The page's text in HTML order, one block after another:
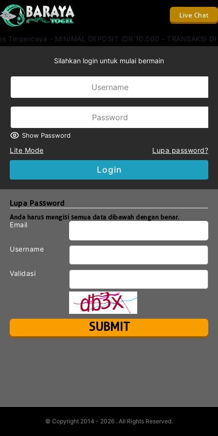
Live Chat
Terpercaya - MINIMAL DEPOSIT IDR 10.000 - TRANSAKSI DI
Silahkan login untuk mulai bermain
Show Password
Lite Mode Lupa password?
Login
Lupa Password
Anda harus mengisi semua data dibawah dengan benar.
Email
Username
Validasi
© Copyright 2014 - 2026 . All Rights Reserved.